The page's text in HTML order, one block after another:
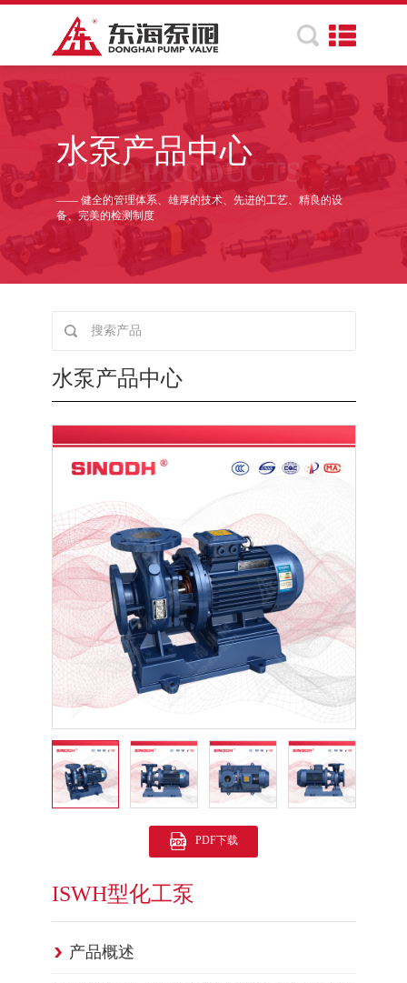
水泵产品中心
PUMP PRODUCTS
—— 健全的管理体系、雄厚的技术、先进的工艺、精良的设
备、完美的检测制度
水泵产品中心
PDF下载
ISWH型化工泵
产品概述